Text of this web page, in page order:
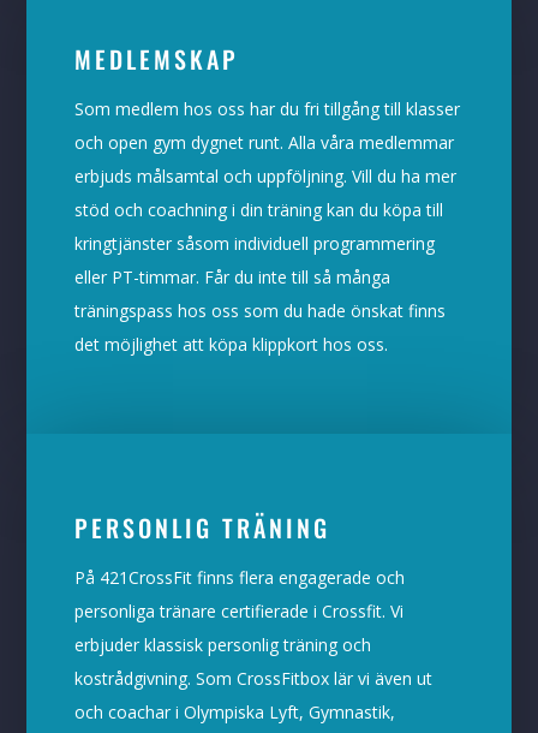
MEDLEMSKAP
Som medlem hos oss har du fri tillgång till klasser
och open gym dygnet runt. Alla våra medlemmar
erbjuds målsamtal och uppföljning. Vill du ha mer
stöd och coachning i din träning kan du köpa till
kringtjänster såsom individuell programmering
eller PT-timmar. Får du inte till så många
träningspass hos oss som du hade önskat finns
det möjlighet att köpa klippkort hos oss.
PERSONLIG TRÄNING
På 421CrossFit finns flera engagerade och
personliga tränare certifierade i Crossfit. Vi
erbjuder klassisk personlig träning och
kostrådgivning. Som CrossFitbox lär vi även ut
och coachar i Olympiska Lyft, Gymnastik,